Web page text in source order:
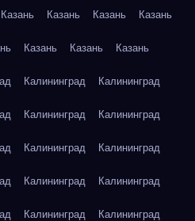
Казань Казань Казань Казань
Казань Казань Казань
Калининград Калининград
Калининград Калининград
Калининград Калининград
Калининград Калининград
Калининград Калининград